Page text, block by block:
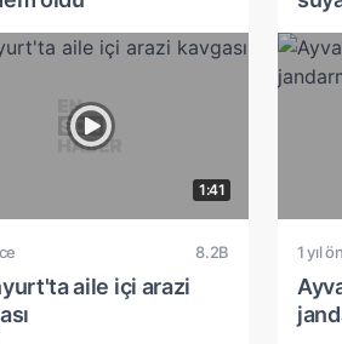
1:41
8.2B
aile içi arazi
1 yıl